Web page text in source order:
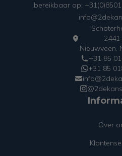
bereikbaar op:
2441
Nieuwveen,
+31 85
+31 85
Over